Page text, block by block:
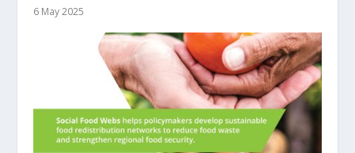
6 May 2025